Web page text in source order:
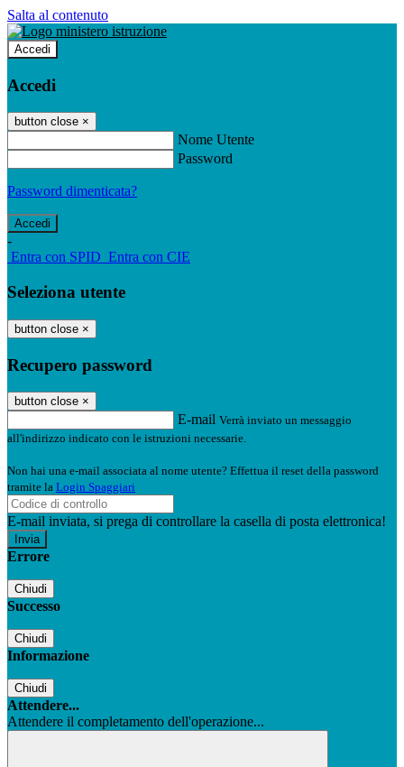
Salta al contenuto
Accedi
Accedi
button close ×
Nome Utente
Password
Password dimenticata?
-
Entra con SPID Entra con CIE
Seleziona utente
button close ×
Recupero password
button close ×
E-mail Verrà inviato un messaggio
all'indirizzo indicato con le istruzioni necessarie.
Non hai una e-mail associata al nome utente? Effettua il reset della password
tramite la Login Spaggiari
E-mail inviata, si prega di controllare la casella di posta elettronica!
Errore
Chiudi
Successo
Chiudi
Informazione
Chiudi
Attendere...
Attendere il completamento dell'operazione...